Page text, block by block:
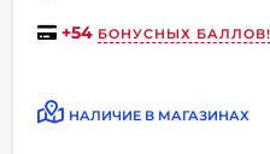
+54 БОНУСНЫХ БАЛЛОВ!
НАЛИЧИЕ В МАГАЗИНАХ
25
2 недели
8 800